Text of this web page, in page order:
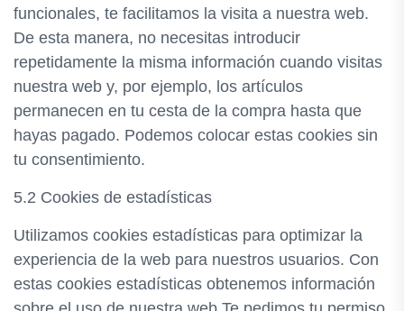
funcionales, te facilitamos la visita a nuestra web.
De esta manera, no necesitas introducir
repetidamente la misma información cuando visitas
nuestra web y, por ejemplo, los artículos
permanecen en tu cesta de la compra hasta que
hayas pagado. Podemos colocar estas cookies sin
tu consentimiento.
5.2 Cookies de estadísticas
Utilizamos cookies estadísticas para optimizar la
experiencia de la web para nuestros usuarios. Con
estas cookies estadísticas obtenemos información